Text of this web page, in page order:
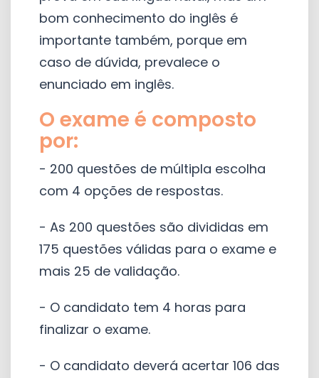
bom conhecimento do inglês é
importante também, porque em
caso de dúvida, prevalece o
enunciado em inglês.
O exame é composto
por:
- 200 questões de múltipla escolha
com 4 opções de respostas.
- As 200 questões são divididas em
175 questões válidas para o exame e
mais 25 de validação.
- O candidato tem 4 horas para
finalizar o exame.
- O candidato deverá acertar 106 das